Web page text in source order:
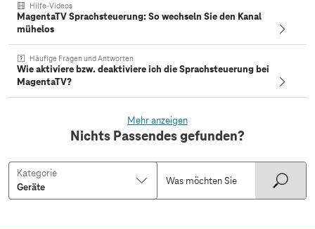
Hilfe-Videos
MagentaTV Sprachsteuerung: So wechseln Sie den Kanal
mühelos
Häufige Fragen und Antworten
Wie aktiviere bzw. deaktiviere ich die Sprachsteuerung bei
MagentaTV?
Mehr anzeigen
Nichts Passendes gefunden?
Kategorie